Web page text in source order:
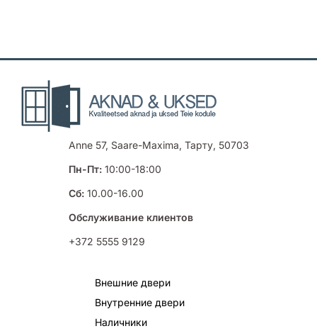
Anne 57, Saare-Maxima, Тарту, 50703
Пн-Пт:10:00-18:00
Сб:10.00-16.00
Обслуживание клиентов
+372 5555 9129
Внешние двери
Внутренние двери
Наличники